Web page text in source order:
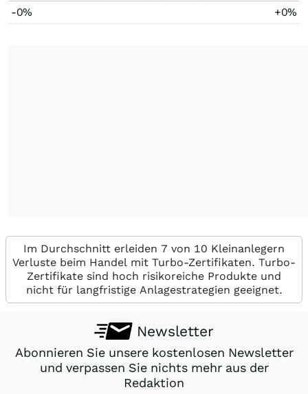
-0% +0%
Im Durchschnitt erleiden 7 von 10 Kleinanlegern
Verluste beim Handel mit Turbo-Zertifikaten. Turbo-
Zertifikate sind hoch risikoreiche Produkte und
nicht für langfristige Anlagestrategien geeignet.
Newsletter
Abonnieren Sie unsere kostenlosen Newsletter
und verpassen Sie nichts mehr aus der
Redaktion